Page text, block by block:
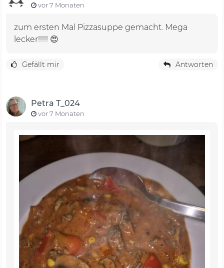
vor 7 Monaten
zum ersten Mal Pizzasuppe gemacht. Mega
lecker!!!!! 😍
Gefällt mir Antworten
Petra T_024
vor 7 Monaten